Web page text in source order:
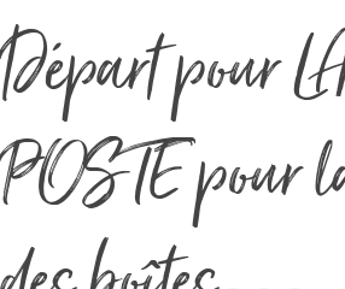
des…
Départ pour
POSTE pour